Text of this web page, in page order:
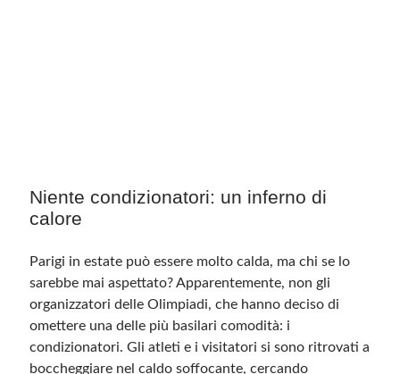
Niente condizionatori: un inferno di
calore
Parigi in estate può essere molto calda, ma chi se lo
sarebbe mai aspettato? Apparentemente, non gli
organizzatori delle Olimpiadi, che hanno deciso di
omettere una delle più basilari comodità: i
condizionatori. Gli atleti e i visitatori si sono ritrovati a
boccheggiare nel caldo soffocante, cercando